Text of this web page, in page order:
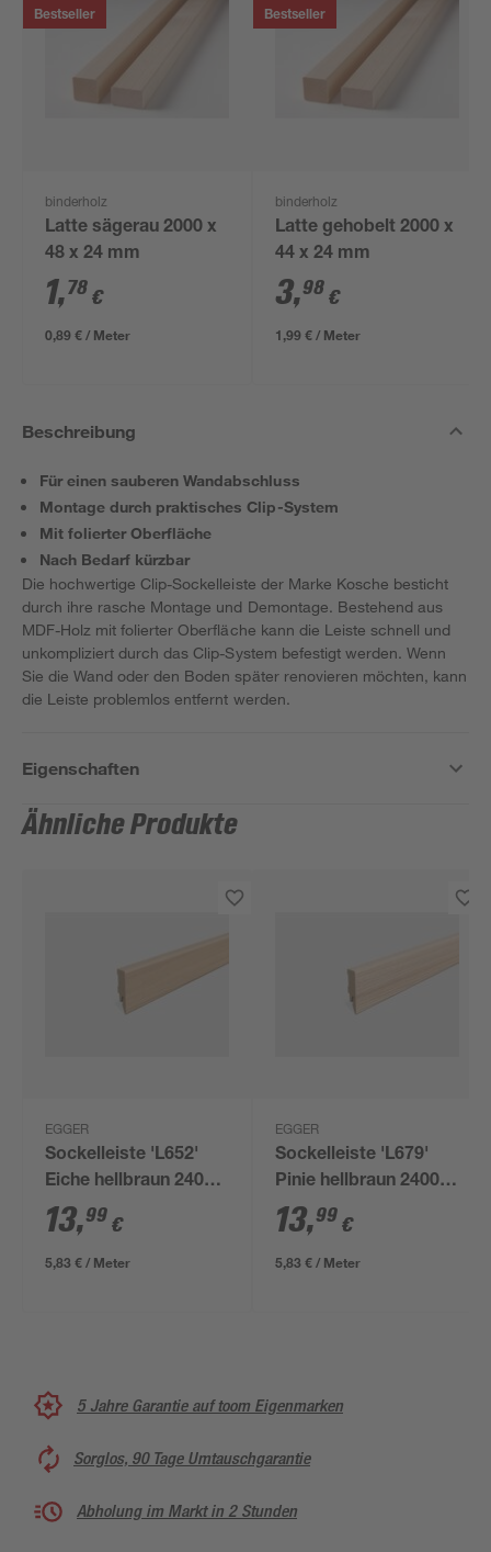
Bestseller
binderholz
Latte sägerau 2000 x
48 x 24 mm
1,78 €
0,89 € / Meter
Bestseller
binderholz
Latte gehobelt 2000 x
44 x 24 mm
3,98 €
1,99 € / Meter
Beschreibung
Für einen sauberen Wandabschluss
Montage durch praktisches Clip-System
Mit folierter Oberfläche
Nach Bedarf kürzbar
Die hochwertige Clip-Sockelleiste der Marke Kosche besticht
durch ihre rasche Montage und Demontage. Bestehend aus
MDF-Holz mit folierter Oberfläche kann die Leiste schnell und
unkompliziert durch das Clip-System befestigt werden. Wenn
Sie die Wand oder den Boden später renovieren möchten, kann
die Leiste problemlos entfernt werden.
Eigenschaften
Ähnliche Produkte
EGGER
Sockelleiste 'L652'
Eiche hellbraun 2400 x
58 x 14 mm
13,99 €
5,83 € / Meter
EGGER
Sockelleiste 'L679'
Pinie hellbraun 2400 x
58 x 14 mm
13,99 €
5,83 € / Meter
5 Jahre Garantie auf toom Eigenmarken
Sorglos, 90 Tage Umtauschgarantie
Abholung im Markt in 2 Stunden